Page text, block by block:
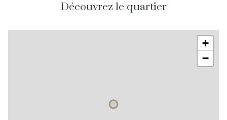
Découvrez le quartier
+
−